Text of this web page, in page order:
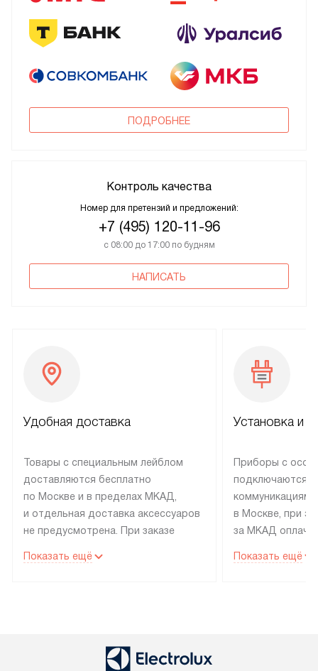
ПОДРОБНЕЕ
Контроль качества
Номер для претензий и предложений:
+7 (495) 120-11-96
с 08:00 до 17:00 по будням
НАПИСАТЬ
Удобная доставка
Товары с специальным лейблом
доставляются бесплатно
по Москве и в пределах МКАД,
и отдельная доставка аксессуаров
не предусмотрена. При заказе
рекомендуем обсудить
в течение трех дней. Если вам
интересен товар «Под заказ»,
Показать ещё
Установка и
Приборы с
подключаются к
коммуникациям
в Москве, при
за МКАД
партнера
Показать ещё